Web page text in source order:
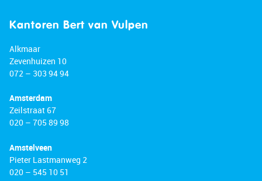
and A10 also provide quick access to
surrounding cities by car.
Good to know:
• Well-maintained house with a sheltered
• Pleasant natural light
• 14 solar panels installed
• Located in a sought-after neighborhood
• Many amenities in the immediate vicinity
• Major highways easily accessible
Kantoren Bert van Vulpen
Alkmaar
Zevenhuizen 10
072 – 303 94 94
Amsterdam
Zeilstraat 67
020 – 705 89 98
Amstelveen
Pieter Lastmanweg 2
020 – 545 10 51